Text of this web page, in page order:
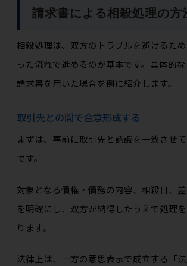
請求書による相殺処理の方
相殺処理は、双方のトラブルを避けるた
った流れで進めるのが基本です。具体的な
請求書を用いた場合を例に紹介します。
取引先との間で合意形成する
まずは、事前に取引先と認識を一致させ
です。
対象となる債権・債務の内容、相殺日、
を明確にし、双方が納得したうえで処理
ります。
法律上は、一方の意思表示で成立する「